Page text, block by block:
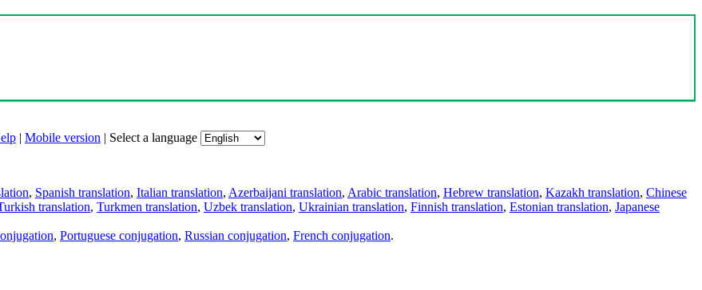
| Mobile version | Select a language
, Spanish translation, Italian translation, Azerbaijani translation, Arabic translation, Hebrew translation, Kazakh translation, Chinese
translation, Turkmen translation, Uzbek translation, Ukrainian translation, Finnish translation, Estonian translation, Japanese
, Portuguese conjugation, Russian conjugation, French conjugation.